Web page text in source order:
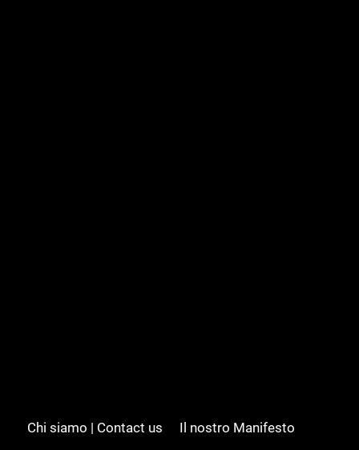
Chi siamo | Contact us Il nostro Manifesto